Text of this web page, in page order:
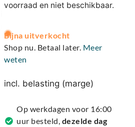
voorraad en niet beschikbaar.
A
l
t
r
t
Bijna uitverkocht
Shop nu. Betaal later. Meer
weten
incl. belasting (marge)
Op werkdagen voor 16:00
uur besteld, dezelde dag